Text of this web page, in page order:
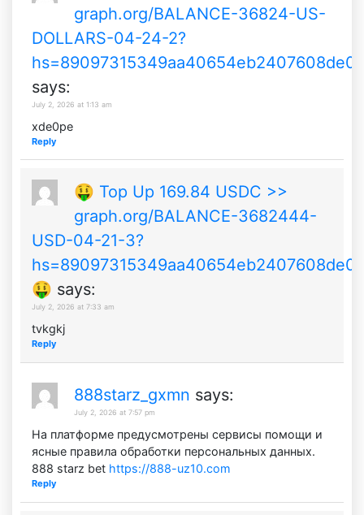
graph.org/BALANCE-36824-US-
DOLLARS-04-24-2?
says:
July 2, 2026 at 1:13 am
xde0pe
Reply
🤑 Top Up 169.84 USDC >>
graph.org/BALANCE-3682444-
USD-04-21-3?
🤑 says:
July 2, 2026 at 7:33 am
tvkgkj
Reply
888starz_gxmn says:
July 2, 2026 at 7:57 pm
На платформе предусмотрены сервисы помощи и
ясные правила обработки персональных данных.
888 starz bet https://888-uz10.com
Reply